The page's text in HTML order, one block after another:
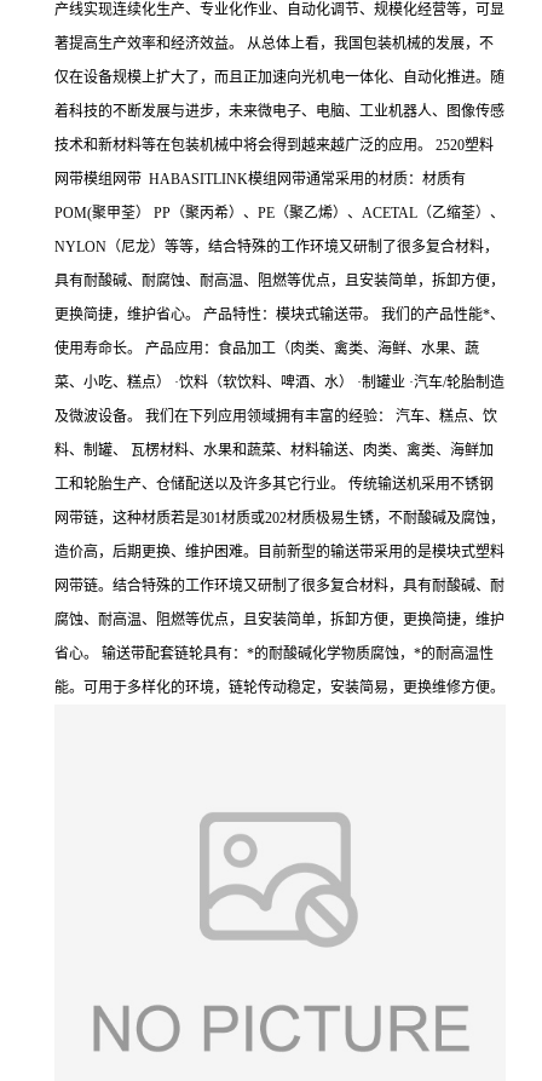
产线实现连续化生产、专业化作业、自动化调节、规模化经营等，可显
著提高生产效率和经济效益。 从总体上看，我国包装机械的发展，不
仅在设备规模上扩大了，而且正加速向光机电一体化、自动化推进。随
着科技的不断发展与进步，未来微电子、电脑、工业机器人、图像传感
技术和新材料等在包装机械中将会得到越来越广泛的应用。 2520塑料
网带模组网带 HABASITLINK模组网带通常采用的材质：材质有
POM(聚甲荃） PP（聚丙希）、PE（聚乙烯）、ACETAL（乙缩荃）、
NYLON（尼龙）等等，结合特殊的工作环境又研制了很多复合材料，
具有耐酸碱、耐腐蚀、耐高温、阻燃等优点，且安装简单，拆卸方便，
更换简捷，维护省心。 产品特性：模块式输送带。 我们的产品性能*、
使用寿命长。 产品应用：食品加工（肉类、禽类、海鲜、水果、蔬
菜、小吃、糕点） ·饮料（软饮料、啤酒、水） ·制罐业 ·汽车/轮胎制造
及微波设备。 我们在下列应用领域拥有丰富的经验： 汽车、糕点、饮
料、制罐、 瓦楞材料、水果和蔬菜、材料输送、肉类、禽类、海鲜加
工和轮胎生产、仓储配送以及许多其它行业。 传统输送机采用不锈钢
网带链，这种材质若是301材质或202材质极易生锈，不耐酸碱及腐蚀，
造价高，后期更换、维护困难。目前新型的输送带采用的是模块式塑料
网带链。结合特殊的工作环境又研制了很多复合材料，具有耐酸碱、耐
腐蚀、耐高温、阻燃等优点，且安装简单，拆卸方便，更换简捷，维护
省心。 输送带配套链轮具有：*的耐酸碱化学物质腐蚀，*的耐高温性
能。可用于多样化的环境，链轮传动稳定，安装简易，更换维修方便。